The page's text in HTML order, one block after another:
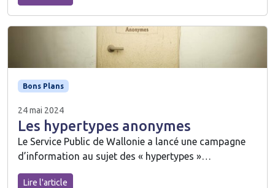
Bons Plans
24 mai 2024
Les hypertypes anonymes
Le Service Public de Wallonie a lancé une campagne
d’information au sujet des « hypertypes »…
Lire l'article